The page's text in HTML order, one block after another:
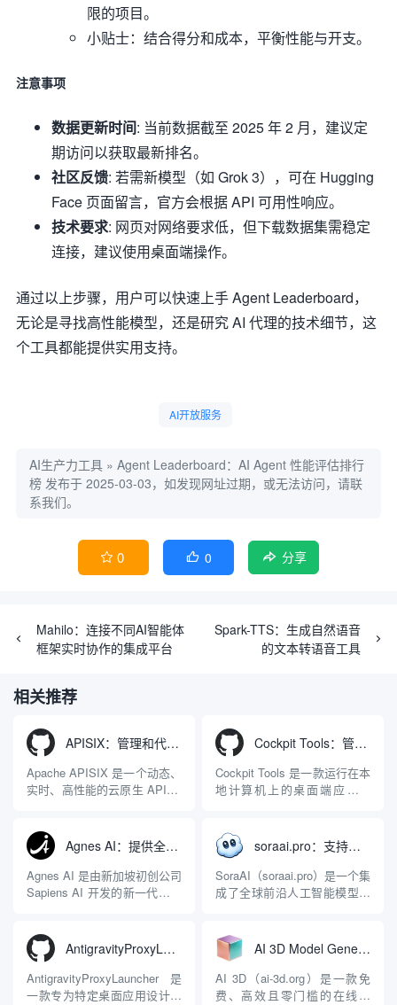
限的项目。
小贴士：结合得分和成本，平衡性能与开支。
注意事项
数据更新时间: 当前数据截至 2025 年 2 月，建议定
期访问以获取最新排名。
社区反馈: 若需新模型（如 Grok 3），可在 Hugging
Face 页面留言，官方会根据 API 可用性响应。
技术要求: 网页对网络要求低，但下载数据集需稳定
连接，建议使用桌面端操作。
通过以上步骤，用户可以快速上手 Agent Leaderboard，
无论是寻找高性能模型，还是研究 AI 代理的技术细节，这
个工具都能提供实用支持。
AI开放服务
AI生产力工具 » Agent Leaderboard：AI Agent 性能评估排行
榜 发布于 2025-03-03，如发现网址过期，或无法访问，请联
系我们。
 0  0 分享
Mahilo：连接不同AI智能体
框架实时协作的集成平台
Spark-TTS：生成自然语音
的文本转语音工具
相关推荐
APISIX：管理和代理API及大模型流量的高性能网关
Apache APISIX 是一个动态、
实时、高性能的云原生 API 网
LuaJIT 构建，并在 2019 年作
为顶级开源项目捐赠给
Apache 软件基金会。APISIX
彻底摒...
Cockpit Tools：管理多个AI编程IDE账号与配置多开独立实例的本地桌面应用
Cockpit Tools 是一款运行在本
地计算机上的桌面端应用程
程助手的账号与运行环境而设
计。它目前支持包括
Antigravity IDE、Codex、
GitHub Copilo...
Agnes AI：提供全模态模型免费API、支持图文视频生成与复杂工程执行的智能体平台
Agnes AI 是由新加坡初创公司
Sapiens AI 开发的新一代多模
限制，提供集文本、图像、视
频生成于一体的“全模态”大模
型能力。平台的核心产品矩阵
包括主打自动化工作流的
soraai.pro：支持多模型文字转视频和图像生成的在线创作工具
SoraAI（soraai.pro）是一个集
成了全球前沿人工智能模型的
者、营销人员及广大用户提供
一站式、开箱即用的视觉内容
生成解决方案。网站的核心优
势在于其强大的多模型聚合能
AntigravityProxyLauncher：免TUN全局代理使用Antigravity IDE
AntigravityProxyLauncher 是
一款专为特定桌面应用设计的
AI 3D Model Generator：通过文本和图像快速生成3D模型的在线工具
AI 3D（ai-3d.org）是一款免
费、高效且零门槛的在线AI